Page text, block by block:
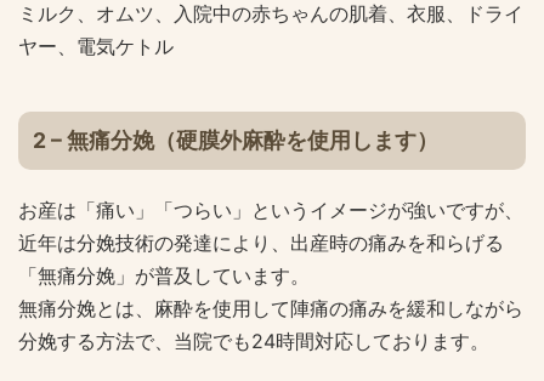
ミルク、オムツ、入院中の赤ちゃんの肌着、衣服、ドライ
ヤー、電気ケトル
2 – 無痛分娩（硬膜外麻酔を使用します）
お産は「痛い」「つらい」というイメージが強いですが、
近年は分娩技術の発達により、出産時の痛みを和らげる
「無痛分娩」が普及しています。
無痛分娩とは、麻酔を使用して陣痛の痛みを緩和しながら
分娩する方法で、当院でも24時間対応しております。